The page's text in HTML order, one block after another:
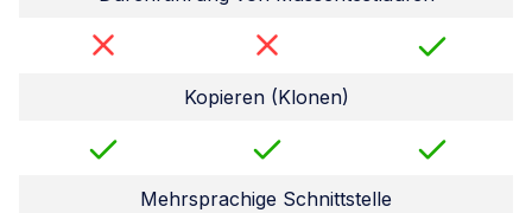
Kopieren (Klonen)
Mehrsprachige Schnittstelle